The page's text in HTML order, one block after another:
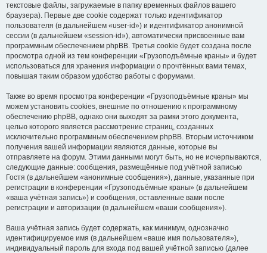
текстовые файлы, загружаемые в папку временных файлов вашего
браузера). Первые две cookie содержат только идентификатор
пользователя (в дальнейшем «user-id») и идентификатор анонимной
сессии (в дальнейшем «session-id»), автоматически присвоенные вам
программным обеспечением phpBB. Третья cookie будет создана после
просмотра одной из тем конференции «Грузоподъёмные краны» и будет
использоваться для хранения информации о прочтённых вами темах,
повышая таким образом удобство работы с форумами.
Также во время просмотра конференции «Грузоподъёмные краны» мы
можем установить cookies, внешние по отношению к программному
обеспечению phpBB, однако они выходят за рамки этого документа,
целью которого является рассмотрение страниц, созданных
исключительно программным обеспечением phpBB. Вторым источником
получения вашей информации являются данные, которые вы
отправляете на форум. Этими данными могут быть, но не исчерпываются,
следующие данные: сообщения, размещённые под учётной записью
Гостя (в дальнейшем «анонимные сообщения»), данные, указанные при
регистрации в конференции «Грузоподъёмные краны» (в дальнейшем
«ваша учётная запись») и сообщения, оставленные вами после
регистрации и авторизации (в дальнейшем «ваши сообщения»).
Ваша учётная запись будет содержать, как минимум, однозначно
идентифицируемое имя (в дальнейшем «ваше имя пользователя»),
индивидуальный пароль для входа под вашей учётной записью (далее